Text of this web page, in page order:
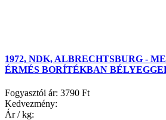
1972, NDK, ALBRECHTSBURG -
ÉRMÉS BORÍTÉKBAN
Fogyasztói ár: 3790 Ft
Kedvezmény:
Ár / kg: